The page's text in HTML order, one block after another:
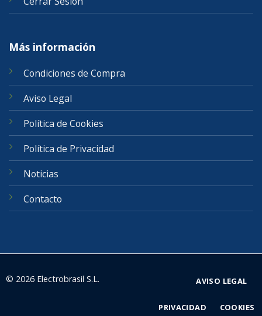
Más información
Condiciones de Compra
Aviso Legal
Política de Cookies
Política de Privacidad
Noticias
Contacto
© 2026 Electrobrasil S.L. AVISO LEGAL
PRIVACIDAD COOKIES